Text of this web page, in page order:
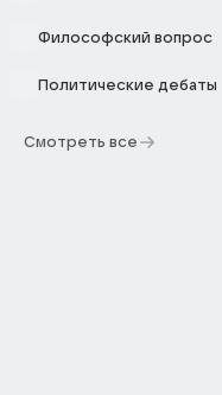
Философский вопрос
Политические дебаты
Смотреть все